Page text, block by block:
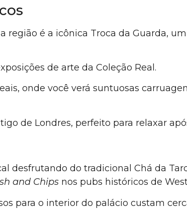
região é a icônica Troca da Guarda,
de arte da Coleção Real.
onde você verá suntuosas
de Londres, perfeito para relaxar
desfrutando do tradicional Chá da
and Chips nos pubs históricos de
para o interior do palácio custam